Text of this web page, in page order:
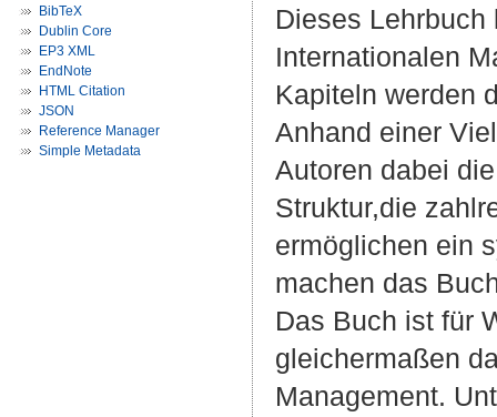
BibTeX
Dublin Core
EP3 XML
EndNote
HTML Citation
JSON
Reference Manager
Simple Metadata
Dieses
Internationalen
Kapiteln werden
Anhand einer
Autoren dabei
Struktur,die
ermöglichen ein
machen das
Das Buch ist für
gleichermaßen
Management.